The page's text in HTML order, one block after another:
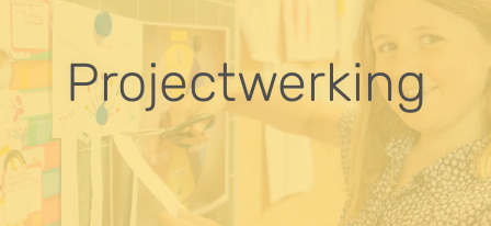
Projectwerking